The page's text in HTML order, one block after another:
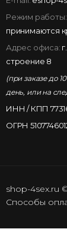
Режим работы:
принимаются
Адрес офиса:
строение 8
(при заказе до
день, или на
ИНН / КПП
ОГРН
shop-4sex.ru
Способы